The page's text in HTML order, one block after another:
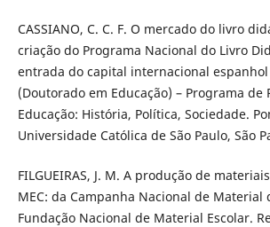
CASSIANO, C. C. F. O mercado do livro
criação do Programa Nacional do Livro
entrada do capital internacional espanhol
(Doutorado em Educação) – Programa de
Educação: História, Política, Sociedade.
Universidade Católica de São Paulo, São
FILGUEIRAS, J. M. A produção de
MEC: da Campanha Nacional de Material
Fundação Nacional de Material Escolar.